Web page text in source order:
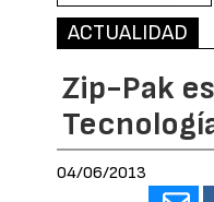
ACTUALIDAD
Zip-Pak
04/06/2013